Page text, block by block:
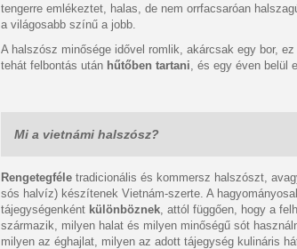
tengerre emlékeztet, halas, de nem orrfacsaróan
a világosabb színű a jobb.
A halszósz minősége idővel romlik, akárcsak egy bor,
tehát felbontás után hűtőben tartani, és egy éven belül
Mi a vietnámi halszósz?
Rengetegféle tradicionális és kommersz halszószt,
sós halvíz) készítenek Vietnám-szerte. A
tájegységenként különböznek, attól függően, hogy a
származik, milyen halat és milyen minőségű sót
milyen az éghajlat, milyen az adott tájegység kulináris